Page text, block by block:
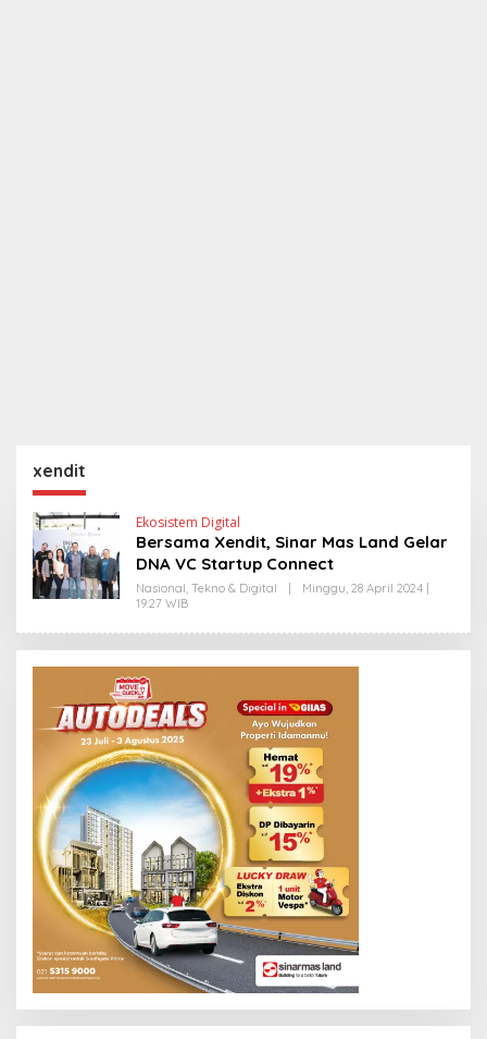
xendit
Ekosistem Digital
Bersama Xendit, Sinar Mas Land Gelar
DNA VC Startup Connect
Nasional, Tekno & Digital
Minggu, 28 April 2024 |
19:27 WIB
E
H
H
D
R
E
W
S
L
N
K